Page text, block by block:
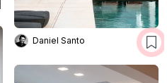
Daniel Santo